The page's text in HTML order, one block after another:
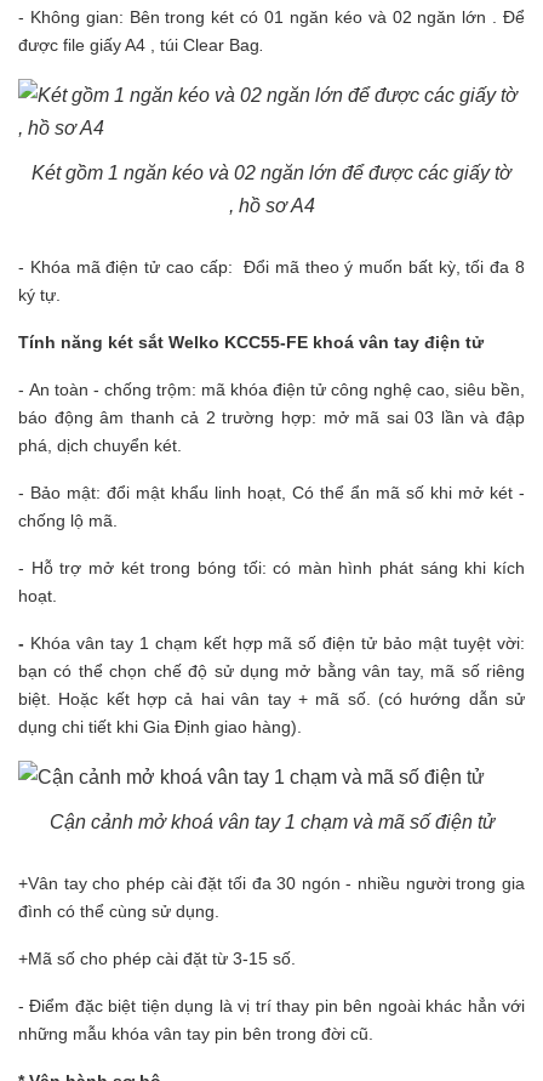
- Không gian: Bên trong két có 01 ngăn kéo và 02 ngăn lớn . Để
được file giấy A4 , túi Clear Bag
Két gồm 1 ngăn kéo và 02 ngăn lớn để được các giấy tờ
, hồ sơ A4
- Khóa mã điện tử cao cấp: Đổi mã theo ý muốn bất kỳ, tối đa 8
ký tự.
Tính năng két sắt Welko KCC55-FE khoá vân tay điện tử
- An toàn - chống trộm: mã khóa điện tử công nghệ cao, siêu bền,
báo động âm thanh cả 2 trường hợp: mở mã sai 03 lần và đập
phá, dịch chuyển két.
- Bảo mật: đổi mật khẩu linh hoạt, Có thể ẩn mã số khi mở két -
chống lộ mã.
- Hỗ trợ mở két trong bóng tối: có màn hình phát sáng khi kích
hoạt.
- Khóa vân tay 1 chạm kết hợp mã số điện tử bảo mật tuyệt vời:
bạn có thể chọn chế độ sử dụng mở bằng vân tay, mã số riêng
biệt. Hoặc kết hợp cả hai vân tay + mã số. (có hướng dẫn sử
dụng chi tiết khi Gia Định giao hàng).
Cận cảnh mở khoá vân tay 1 chạm và mã số điện tử
+Vân tay cho phép cài đặt tối đa 30 ngón - nhiều người trong gia
đình có thể cùng sử dụng.
+Mã số cho phép cài đặt từ 3-15 số.
- Điểm đặc biệt tiện dụng là vị trí thay pin bên ngoài khác hẳn với
những mẫu khóa vân tay pin bên trong đời cũ.